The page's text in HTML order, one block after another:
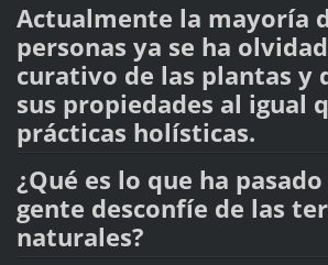
Actualmente la mayoría
personas ya se ha
curativo de las plantas y
sus propiedades al igual
prácticas holísticas.
¿Qué es lo que ha
gente desconfíe de las
naturales?